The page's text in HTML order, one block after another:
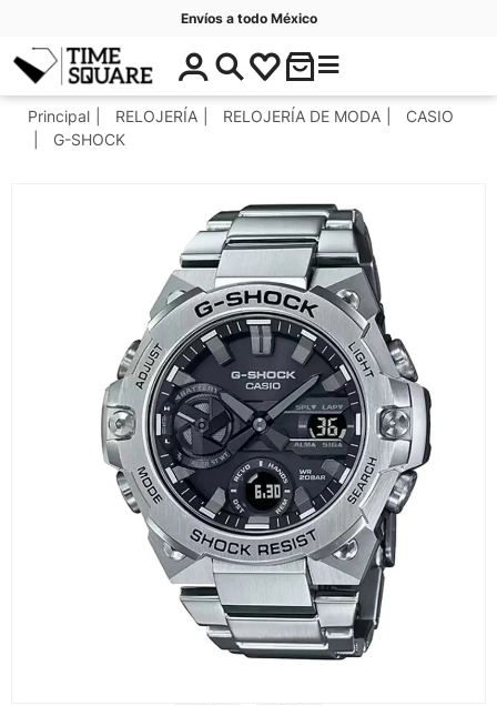
Envíos a todo México
Timesquare
$
0
.
C
t
r
í
a
s
Principal RELOJERÍA RELOJERÍA DE MODA
CASIO
G-SHOCK